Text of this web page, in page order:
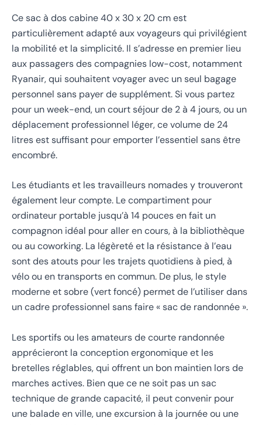
Ce sac à dos cabine 40 x 30 x 20 cm est
particulièrement adapté aux voyageurs qui privilégient
la mobilité et la simplicité. Il s’adresse en premier lieu
aux passagers des compagnies low-cost, notamment
Ryanair, qui souhaitent voyager avec un seul bagage
personnel sans payer de supplément. Si vous partez
pour un week-end, un court séjour de 2 à 4 jours, ou un
déplacement professionnel léger, ce volume de 24
litres est suffisant pour emporter l’essentiel sans être
encombré.
Les étudiants et les travailleurs nomades y trouveront
également leur compte. Le compartiment pour
ordinateur portable jusqu’à 14 pouces en fait un
compagnon idéal pour aller en cours, à la bibliothèque
ou au coworking. La légèreté et la résistance à l’eau
sont des atouts pour les trajets quotidiens à pied, à
vélo ou en transports en commun. De plus, le style
moderne et sobre (vert foncé) permet de l’utiliser dans
un cadre professionnel sans faire « sac de randonnée ».
Les sportifs ou les amateurs de courte randonnée
apprécieront la conception ergonomique et les
bretelles réglables, qui offrent un bon maintien lors de
marches actives. Bien que ce ne soit pas un sac
technique de grande capacité, il peut convenir pour
une balade en ville, une excursion à la journée ou une